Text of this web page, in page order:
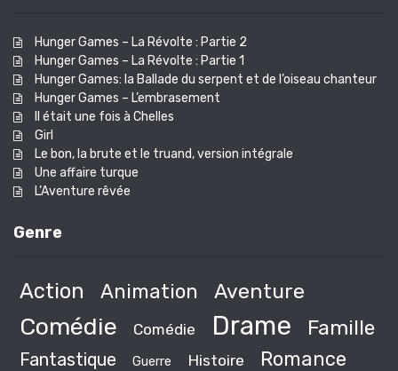
Hunger Games – La Révolte : Partie 2
Hunger Games – La Révolte : Partie 1
Hunger Games: la Ballade du serpent et de l’oiseau chanteur
Hunger Games – L’embrasement
Il était une fois à Chelles
Girl
Le bon, la brute et le truand, version intégrale
Une affaire turque
L’Aventure rêvée
Genre
Action Animation Aventure
Comédie Comédie Drame Famille
Fantastique Guerre Histoire Romance